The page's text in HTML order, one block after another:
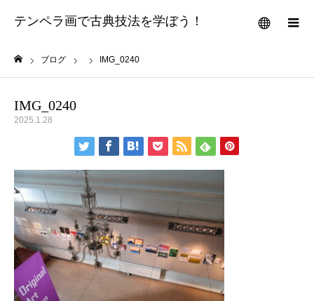
テンペラ画で古典技法を学ぼう！ メニュー
ブログ IMG_0240
IMG_0240
2025.1.28